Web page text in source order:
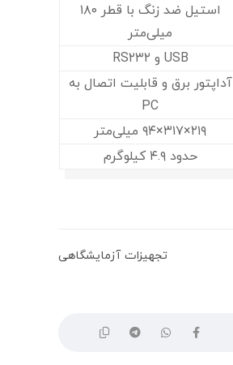
استیل ضد زنگ با قطر ۱۸۰
میلی‌متر
USB و RS۲۳۲
آداپتور برق و قابلیت اتصال به
PC
۲۱۹×۳۱۷×۹۴ میلی‌متر
حدود ۴.۹ کیلوگرم
تجهیزات آزمایشگاهی